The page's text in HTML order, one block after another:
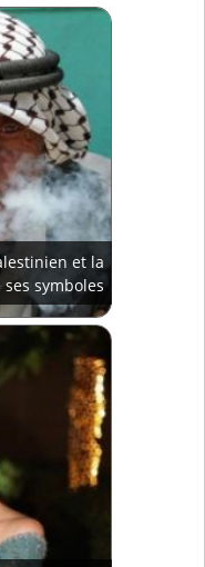
et la
symboles